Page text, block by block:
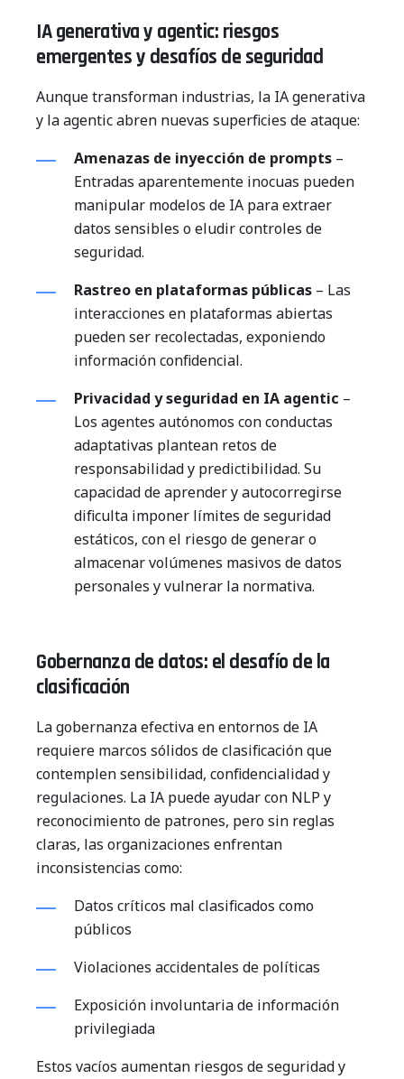
IA generativa y agentic: riesgos
emergentes y desafíos de seguridad
Aunque transforman industrias, la IA generativa
y la agentic abren nuevas superficies de ataque:
Amenazas de inyección de prompts –
Entradas aparentemente inocuas pueden
manipular modelos de IA para extraer
datos sensibles o eludir controles de
seguridad.
Rastreo en plataformas públicas – Las
interacciones en plataformas abiertas
pueden ser recolectadas, exponiendo
información confidencial.
Privacidad y seguridad en IA agentic –
Los agentes autónomos con conductas
adaptativas plantean retos de
responsabilidad y predictibilidad. Su
capacidad de aprender y autocorregirse
dificulta imponer límites de seguridad
estáticos, con el riesgo de generar o
almacenar volúmenes masivos de datos
personales y vulnerar la normativa.
Gobernanza de datos: el desafío de la
clasificación
La gobernanza efectiva en entornos de IA
requiere marcos sólidos de clasificación que
contemplen sensibilidad, confidencialidad y
regulaciones. La IA puede ayudar con NLP y
reconocimiento de patrones, pero sin reglas
claras, las organizaciones enfrentan
inconsistencias como:
Datos críticos mal clasificados como
públicos
Violaciones accidentales de políticas
Exposición involuntaria de información
privilegiada
Estos vacíos aumentan riesgos de seguridad y